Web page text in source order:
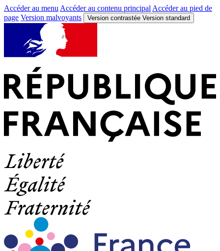
Accéder au menu Accéder au contenu principal Accéder au pied de
page Version malvoyants Version contrastée Version standard